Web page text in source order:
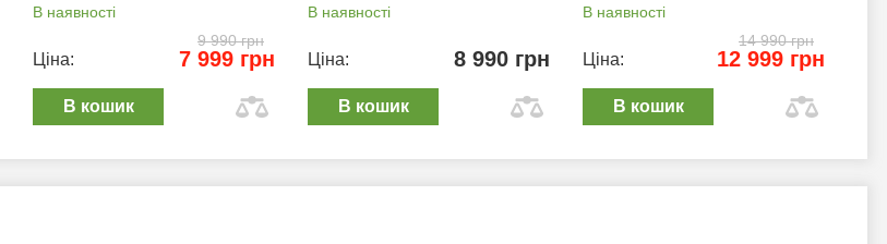
В наявності
9 990 грн
Ціна: 7 999 грн
В кошик
В наявності
Ціна: 8 990 грн
В кошик
В наявності
14 990 грн
Ціна: 12 999 грн
В кошик